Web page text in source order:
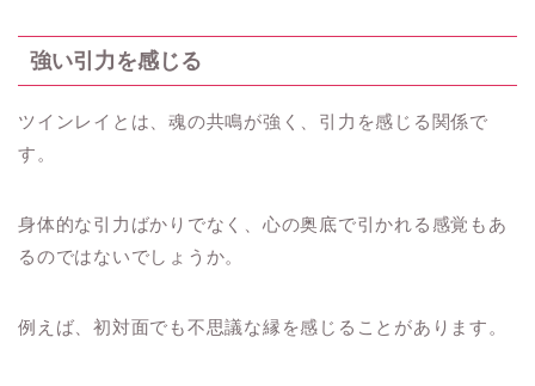
強い引力を感じる
ツインレイとは、魂の共鳴が強く、引力を感じる関係で
す。
身体的な引力ばかりでなく、心の奥底で引かれる感覚もあ
るのではないでしょうか。
例えば、初対面でも不思議な縁を感じることがあります。